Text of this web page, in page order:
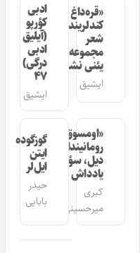
«قره‌داغ
کندلرینده»
شعر
مجموعه‌سینین
یئنی نشری
ایشیق
ادبی
کؤرپو
(آیلیق
ادبی
درگی)
۴۷
ایشیق
«اومسوق»
رومانیندا
دیل، سؤز،
یادداش
کبری
میرحسینی
گوزگوده
ایتن
ایل‌لر
حیدر
بابایی